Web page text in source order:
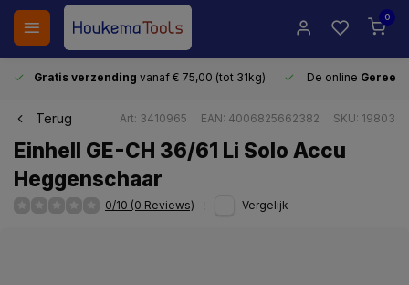
0
Gratis verzending vanaf € 75,00 (tot 31kg) De online
Terug Art: 3410965 EAN: 4006825662382 SKU: 19803
Einhell GE-CH 36/61 Li Solo Accu
Heggenschaar
0/10 (0 Reviews) Vergelijk